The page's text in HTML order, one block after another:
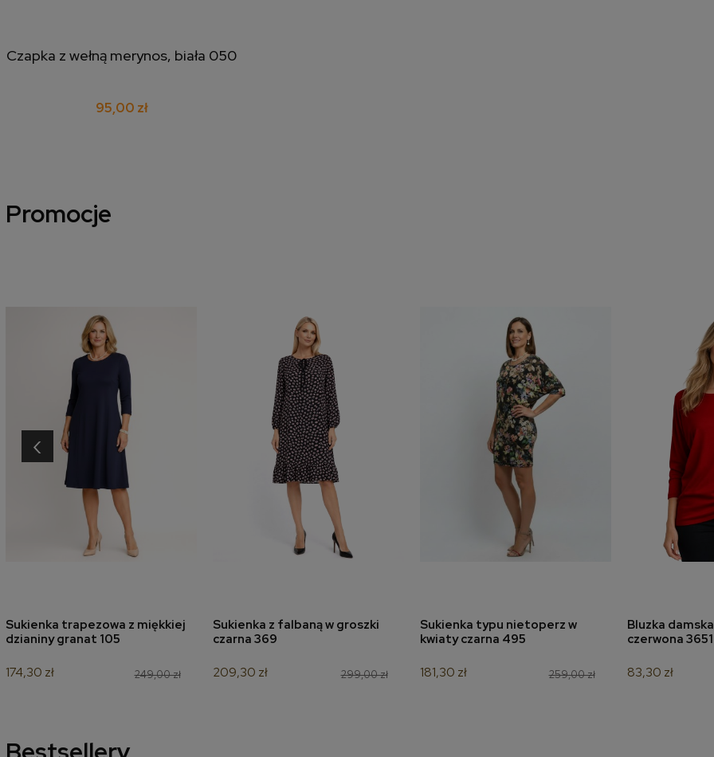
dodaj do koszyka
Czapka z wełną merynos, biała 050
95,00 zł
Promocje
dodaj do koszyka
Sukienka trapezowa z miękkiej
dzianiny granat 105
249,00 zł
174,30 zł
dodaj do koszyka
Sukienka z falbaną w groszki
czarna 369
299,00 zł
209,30 zł
dodaj do koszyka
Sukienka typu nietoperz w
kwiaty czarna 495
259,00 zł
181,30 zł
dodaj
Bluzka
czerwona 3651
83,30 zł
‹